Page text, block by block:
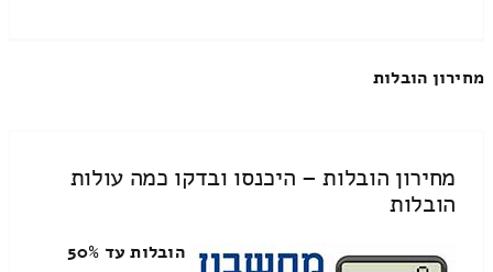
מחירון הובלות
מחירון הובלות – היכנסו ובדקו כמה עולות
הובלות
הובלות עד 50%